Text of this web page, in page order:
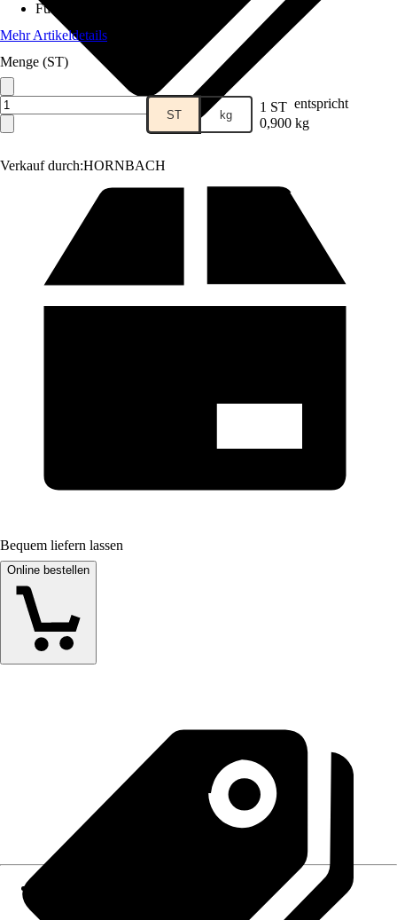
Verkauf durch:HORNBACH
Futtermittelart
Mehr Artikeldetails
Menge (ST)
ST kg 1 ST entspricht
0,900 kg
Bequem liefern lassen
Online bestellen